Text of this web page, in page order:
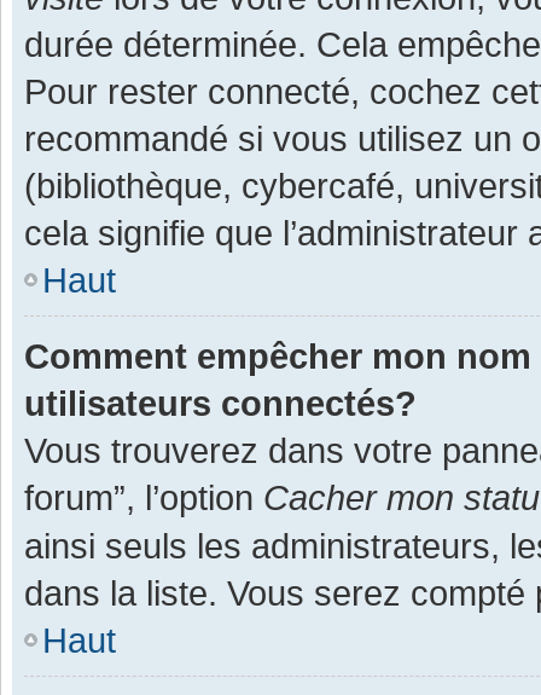
durée déterminée. Cela
Pour rester connecté, cochez
recommandé si vous utilisez un
(bibliothèque, cybercafé,
cela signifie que
Haut
Comment empêcher mon
utilisateurs connectés?
Vous trouverez dans votre
forum”, l’option Cacher mon
ainsi seuls les administrateurs,
dans la liste. Vous serez
Haut